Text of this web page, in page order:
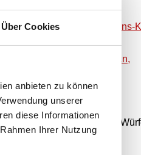
Über Cookies
anbieten zu können
unserer
diese Informationen
Ihrer Nutzung
15 g WIBERG Schweins-
WIBERG Thymian,
Barbecue-Sauce
rote Paprika, in
geschnitten